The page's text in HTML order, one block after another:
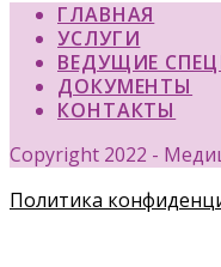
ГЛАВНАЯ
УСЛУГИ
ВЕДУЩИЕ
ДОКУМЕНТЫ
КОНТАКТЫ
Copyright 2022 -
Политика